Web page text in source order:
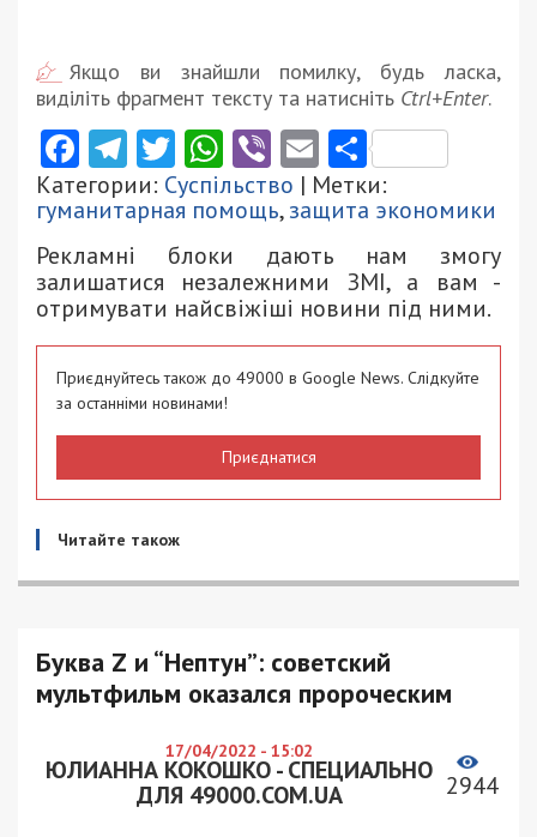
Якщо ви знайшли помилку, будь ласка,
виділіть фрагмент тексту та натисніть Ctrl+Enter.
Facebook
Telegram
Twitter
WhatsApp
ViberEmail
Категории: Суспільство | Метки:
гуманитарная помощь,защита экономики
Рекламні блоки дають нам змогу
залишатися незалежними ЗМІ, а вам -
отримувати найсвіжіші новини під ними.
Приєднуйтесь також до 49000 в Google News. Слідкуйте
за останніми новинами!
Приєднатися
Читайте також
Буква Z и “Нептун”: советский
мультфильм оказался пророческим
17/04/2022 - 15:02
ЮЛИАННА КОКОШКО - СПЕЦИАЛЬНО
ДЛЯ 49000.COM.UA
2944